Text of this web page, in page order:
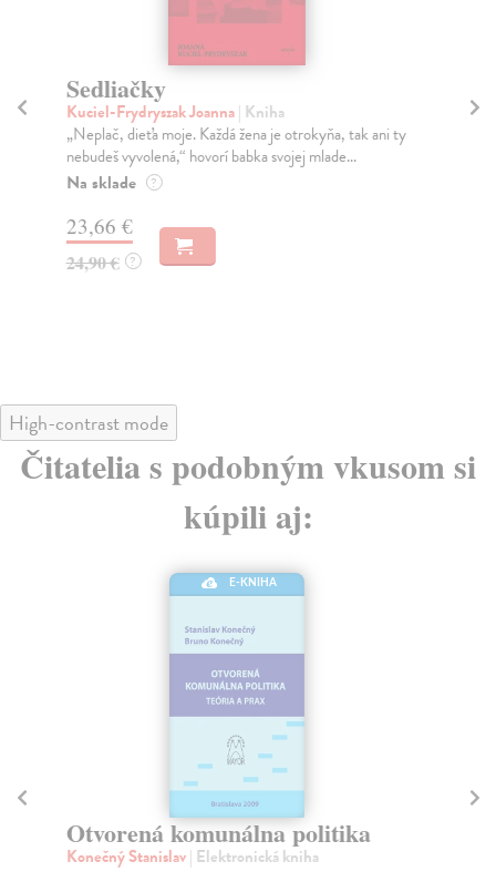
Sedliačky
Kuciel-Frydryszak Joanna| Kniha
„Neplač, dieťa moje. Každá žena je otrokyňa, tak ani ty
nebudeš vyvolená,“ hovorí babka svojej mlade...
Na sklade ?
23,66 €
24,90 € ?
High-contrast mode
Čitatelia s podobným vkusom si
kúpili aj:
E-KNIHA
Otvorená komunálna politika
Konečný Stanislav| Elektronická kniha